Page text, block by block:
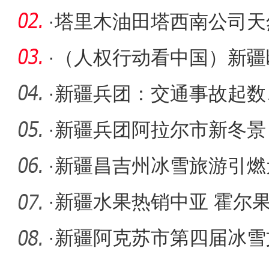
植结“硕
·塔里木油田塔西南公司
亿立方米
·
（人权行动看中国）新
·新疆兵团：交通事故起
年相比实
·新疆兵团阿拉尔市新冬
种养循环
·新疆昌吉州冰雪旅游引
·新疆水果热销中亚 霍尔
比增长1
·新疆阿克苏市第四届冰